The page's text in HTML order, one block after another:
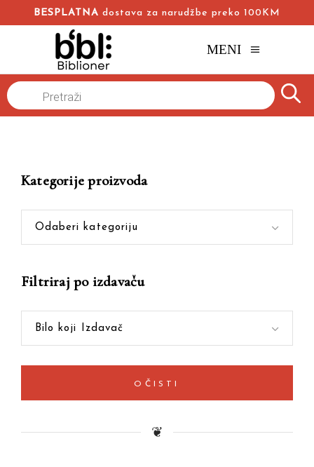
BESPLATNA dostava za narudžbe preko 100KM
MENI
Naslovna
Products
search
Kategorije proizvoda
Odaberi kategoriju
Filtriraj po izdavaču
Bilo koji Izdavač
OČISTI
❦